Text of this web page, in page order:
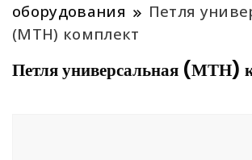
оборудования
Петля
(МТН) комплект
Петля универсальная (МТН)